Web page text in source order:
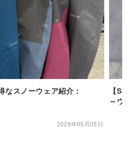
なスノーウェア紹介：
2026年05月05日
【
～ウ